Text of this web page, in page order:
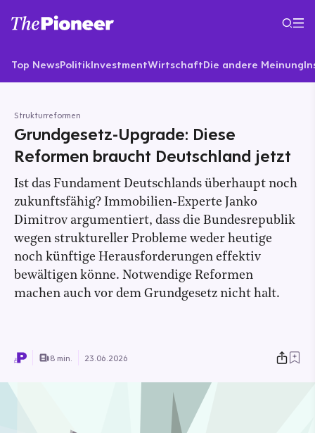
Top NewsPolitikInvestmentWirtschaftDie andere Meinung
Strukturreformen
Grundgesetz-Upgrade: Diese
Reformen braucht Deutschland jetzt
Ist das Fundament Deutschlands überhaupt noch
zukunftsfähig? Immobilien-Experte Janko
Dimitrov argumentiert, dass die Bundesrepublik
wegen struktureller Probleme weder heutige
noch künftige Herausforderungen effektiv
bewältigen könne. Notwendige Reformen
machen auch vor dem Grundgesetz nicht halt.
8 min. 23.06.2026